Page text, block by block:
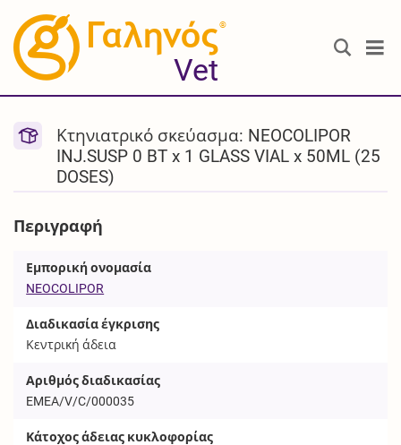
®
Vet
Κτηνιατρικό σκεύασμα: NEOCOLIPOR
INJ.SUSP 0 BT x 1 GLASS VIAL x 50ML (25
DOSES)
Περιγραφή
Εμπορική ονομασία
NEOCOLIPOR
Διαδικασία έγκρισης
Κεντρική άδεια
Αριθμός διαδικασίας
EMEA/V/C/000035
Κάτοχος άδειας κυκλοφορίας